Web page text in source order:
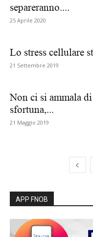
separeranno....
25 Aprile 2020
Lo stress cellulare
21 Settembre 2019
Non ci si ammala
sfortuna,...
21 Maggio 2019
APP FNOB